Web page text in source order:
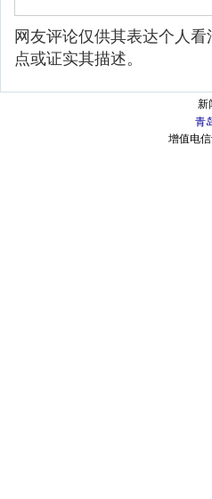
网友评论仅供其表达个人
点或证实其描述。